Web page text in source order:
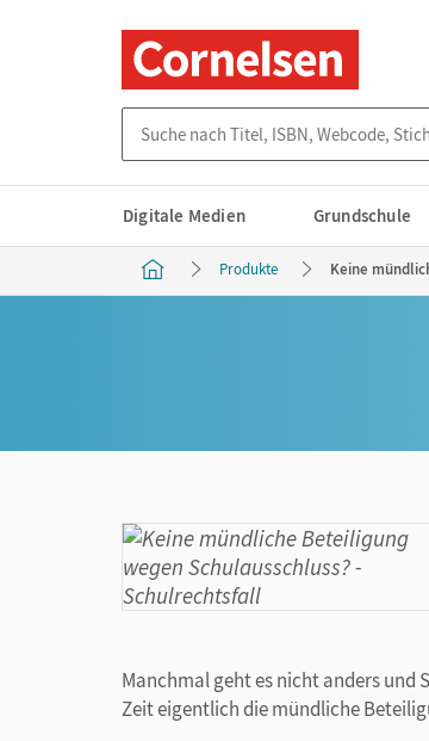
Digitale Medien Grundschule
Produkte Keine
Manchmal geht es nicht anders und
Zeit eigentlich die mündliche